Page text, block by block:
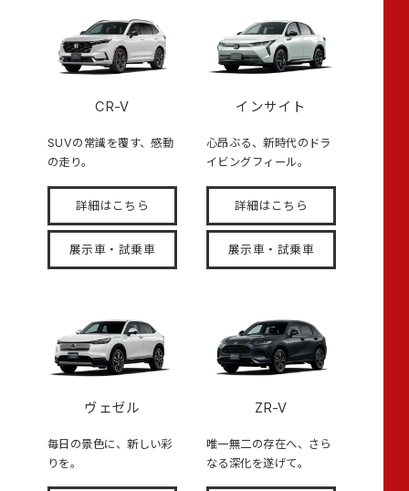
CR-V
SUVの常識を覆す、感動
の走り。
詳細はこちら
展示車・試乗車
インサイト
心昂ぶる、新時代のドラ
イビングフィール。
詳細はこちら
展示車・試乗車
ヴェゼル
毎日の景色に、新しい彩
りを。
ZR-V
唯一無二の存在へ、さら
なる深化を遂げて。